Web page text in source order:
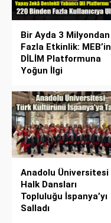
Bir Ayda 3 Milyondan
Fazla Etkinlik: MEB’in
DİLİM Platformuna
Yoğun İlgi
Anadolu Üniversitesi
Halk Dansları
Topluluğu İspanya’yı
Salladı